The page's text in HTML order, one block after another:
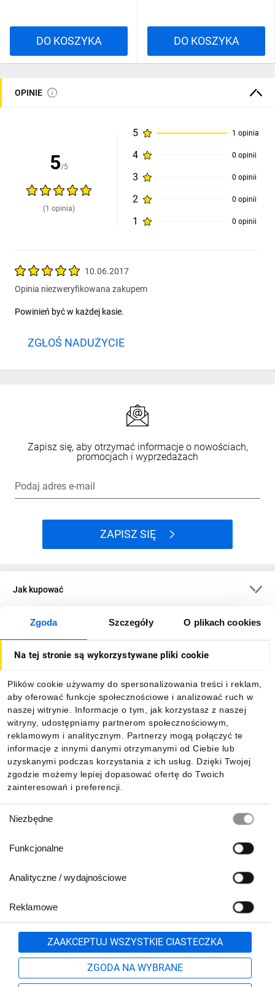
Zgoda Szczegóły O plikach cookies
Na tej stronie są wykorzystywane pliki cookie
Plików cookie używamy do spersonalizowania treści i reklam,
aby oferować funkcje społecznościowe i analizować ruch w
naszej witrynie. Informacje o tym, jak korzystasz z naszej
witryny, udostępniamy partnerom społecznościowym,
reklamowym i analitycznym. Partnerzy mogą połączyć te
informacje z innymi danymi otrzymanymi od Ciebie lub
uzyskanymi podczas korzystania z ich usług. Dzięki Twojej
zgodzie możemy lepiej dopasować ofertę do Twoich
zainteresowań i preferencji.
zgody
Niezbędne
Funkcjonalne
Analityczne / wydajnościowe
Reklamowe
ZAAKCEPTUJ WSZYSTKIE CIASTECZKA
ZGODA NA WYBRANE
DO KOSZYKA DO KOSZYKA
OPINIE
5/5
(1 opinia)
5 1 opinia
4 0 opinii
3 0 opinii
2 0 opinii
1 0 opinii
10.06.2017
Opinia niezweryfikowana zakupem
Powinień być w każdej kasie.
ZGŁOŚ NADUŻYCIE
Zapisz się, aby otrzymać informacje o nowościach,
promocjach i wyprzedażach
Podaj adres e-mail
ZAPISZ SIĘ
Jak kupować
O firmie
Informacje
Pobierz naszą aplikację mobilną:
801 500 700 lub
71 37 61 600
Formularz kontaktowy